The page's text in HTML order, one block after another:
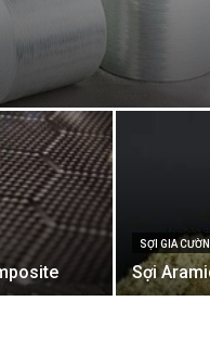
SỢI GIA
Sợi